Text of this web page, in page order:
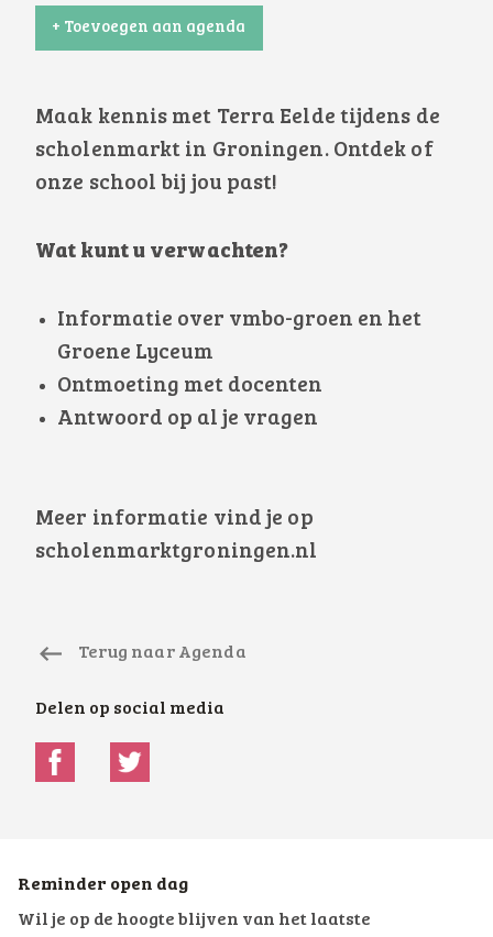
+ Toevoegen aan agenda
Maak kennis met Terra Eelde tijdens de
scholenmarkt in Groningen. Ontdek of
onze school bij jou past!
Wat kunt u verwachten?
Informatie over vmbo-groen en het
Groene Lyceum
Ontmoeting met docenten
Antwoord op al je vragen
Meer informatie vind je op
scholenmarktgroningen.nl
Terug naar Agenda
Delen op social media
Reminder open dag
Wil je op de hoogte blijven van het laatste